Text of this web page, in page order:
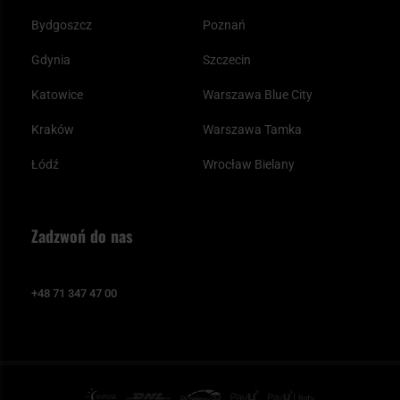
Bydgoszcz
Gdynia
Katowice
Kraków
Łódź
Poznań
Szczecin
Warszawa Blue City
Warszawa Tamka
Wrocław Bielany
Zadzwoń do nas
+48 71 347 47 00